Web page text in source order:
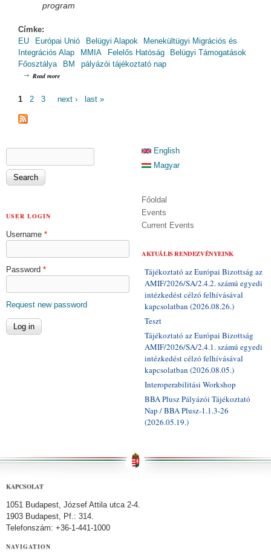
program
Címke:
EU
Európai Unió Belügyi Alapok
Menekültügyi Migrációs és
Integrációs Alap
MMIA Felelős Hatóság
Belügyi Támogatások
Főosztálya
BM pályázói tájékoztató nap
Read more
PAGES
1 2 3 next › last »
SEARCH FORM
USER LOGIN
Username *
Password *
Request new password
English
Magyar
Főoldal
Events
Current Events
AKTUÁLIS RENDEZVÉNYEINK
Tájékoztató az Európai Bizottság az
AMIF/2026/SA/2.4.2. számú egyedi
intézkedést célzó felhívásával
kapcsolatban (2026.08.26.)
Teszt
Tájékoztató az Európai Bizottság
AMIF/2026/SA/2.4.1. számú egyedi
intézkedést célzó felhívásával
kapcsolatban (2026.08.05.)
Interoperabilitási Workshop
BBA Plusz Pályázói Tájékoztató
Nap / BBA Plusz-1.1.3-26
(2026.05.19.)
KAPCSOLAT
1051 Budapest, József Attila utca 2-4.
1903 Budapest, Pf.: 314.
Telefonszám: +36-1-441-1000
NAVIGATION